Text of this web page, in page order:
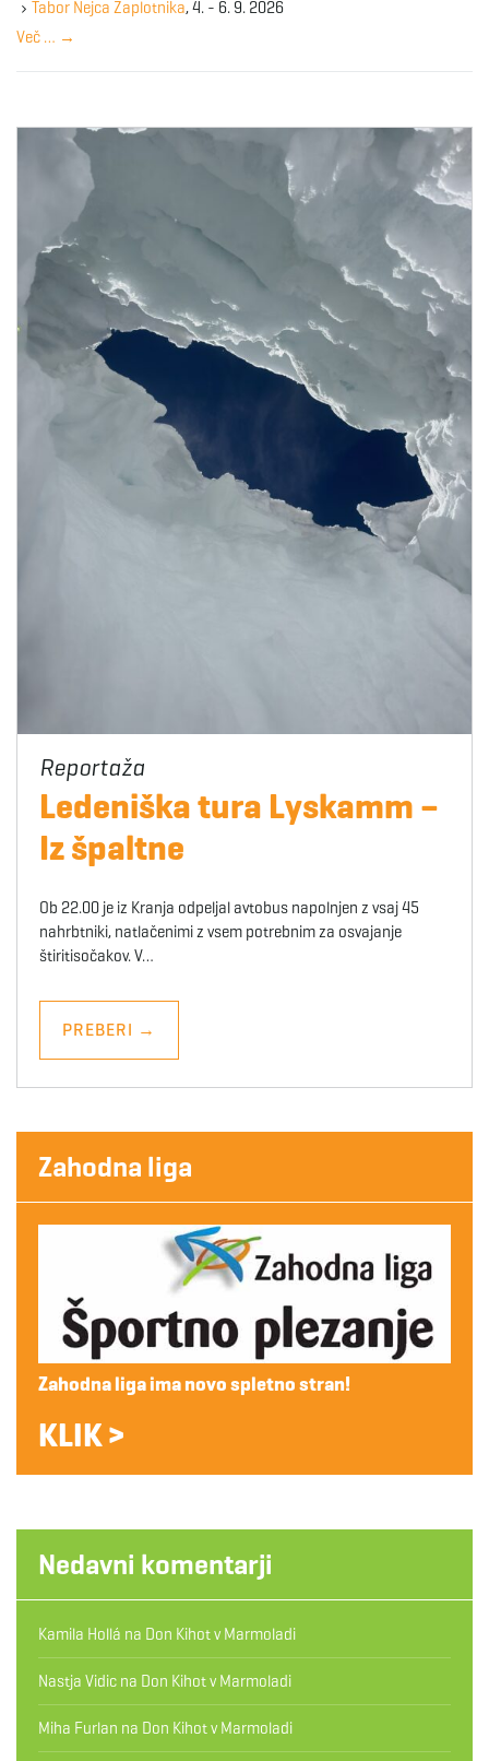
y
w
r
Tabor Nejca Zaplotnika, 4. - 6. 9. 2026
Več … →
Ledeniška tura Lyskamm –
Iz špaltne
Ob 22.00 je iz Kranja odpeljal avtobus napolnjen z vsaj 45
nahrbtniki, natlačenimi z vsem potrebnim za osvajanje
štiritisočakov. V…
PREBERI →
Zahodna liga
Zahodna liga ima novo spletno stran!
KLIK >
Nedavni komentarji
Kamila Hollá na Don Kihot v Marmoladi
Nastja Vidic na Don Kihot v Marmoladi
Miha Furlan na Don Kihot v Marmoladi